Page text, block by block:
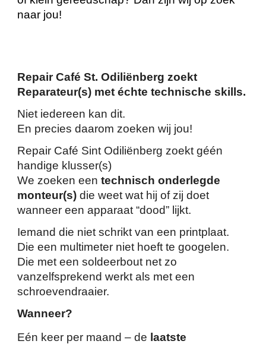
naar jou!
Repair Café St. Odiliënberg zoekt
Reparateur(s) met échte technische skills.
Niet iedereen kan dit.
En precies daarom zoeken wij jou!
Repair Café Sint Odiliënberg zoekt géén
handige klusser(s)
We zoeken eentechnisch onderlegde
monteur(s) die weet wat hij of zij doet
wanneer een apparaat “dood” lijkt.
Iemand die niet schrikt van een printplaat.
Die een multimeter niet hoeft te googelen.
Die met een soldeerbout net zo
vanzelfsprekend werkt als met een
schroevendraaier.
Wanneer?
Eén keer per maand – de laatste